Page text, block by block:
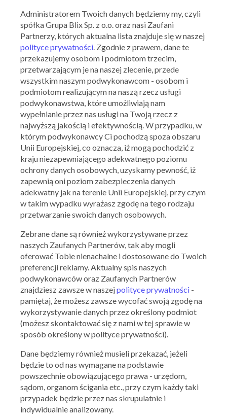
50 style
-50% na drugą parę szortów
30.04.2024 - 07.05.2024
Skorzystaj z oferty
-15% na asortyment damski i juniorski
29.02.2024 - 08.03.2024
Skorzystaj z oferty
Administratorem Twoich danych będziemy my, czyli
spółka Grupa Blix Sp. z o.o. oraz nasi Zaufani
Partnerzy, których aktualna lista znajduje się w naszej
polityce prywatności. Zgodnie z prawem, dane te
przekazujemy osobom i podmiotom trzecim,
przetwarzającym je na naszej zlecenie, przede
wszystkim naszym podwykonawcom - osobom i
podmiotom realizującym na naszą rzecz usługi
podwykonawstwa, które umożliwiają nam
wypełnianie przez nas usługi na Twoją rzecz z
najwyższą jakością i efektywnością. W przypadku, w
którym podwykonawcy Ci pochodzą spoza obszaru
Unii Europejskiej, co oznacza, iż mogą pochodzić z
kraju niezapewniającego adekwatnego poziomu
ochrony danych osobowych, uzyskamy pewność, iż
zapewnią oni poziom zabezpieczenia danych
adekwatny jak na terenie Unii Europejskiej, przy czym
w takim wypadku wyrażasz zgodę na tego rodzaju
przetwarzanie swoich danych osobowych.
Zebrane dane są również wykorzystywane przez
naszych Zaufanych Partnerów, tak aby mogli
oferować Tobie nienachalne i dostosowane do Twoich
preferencji reklamy. Aktualny spis naszych
podwykonawców oraz Zaufanych Partnerów
znajdziesz zawsze w naszejpolityce prywatności -
pamiętaj, że możesz zawsze wycofać swoją zgodę na
wykorzystywanie danych przez określony podmiot
(możesz skontaktować się z nami w tej sprawie w
sposób określony w polityce prywatności).
Dane będziemy również musieli przekazać, jeżeli
będzie to od nas wymagane na podstawie
powszechnie obowiązującego prawa - urzędom,
sądom, organom ścigania etc., przy czym każdy taki
przypadek będzie przez nas skrupulatnie i
indywidualnie analizowany.